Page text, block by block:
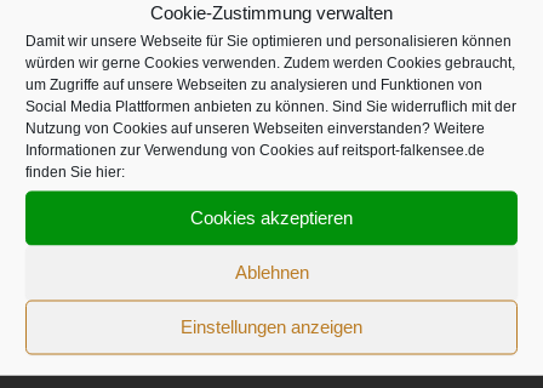
Cookie-Zustimmung verwalten
Damit wir unsere Webseite für Sie optimieren und personalisieren können
würden wir gerne Cookies verwenden. Zudem werden Cookies gebraucht,
um Zugriffe auf unsere Webseiten zu analysieren und Funktionen von
Social Media Plattformen anbieten zu können. Sind Sie widerruflich mit der
Nutzung von Cookies auf unseren Webseiten einverstanden? Weitere
Informationen zur Verwendung von Cookies auf reitsport-falkensee.de
finden Sie hier:
Cookies akzeptieren
Ablehnen
Einstellungen anzeigen
Infos
Kontakt
AGB
Verpackungsentsorgung (PPWR)
Zahlung und Versand